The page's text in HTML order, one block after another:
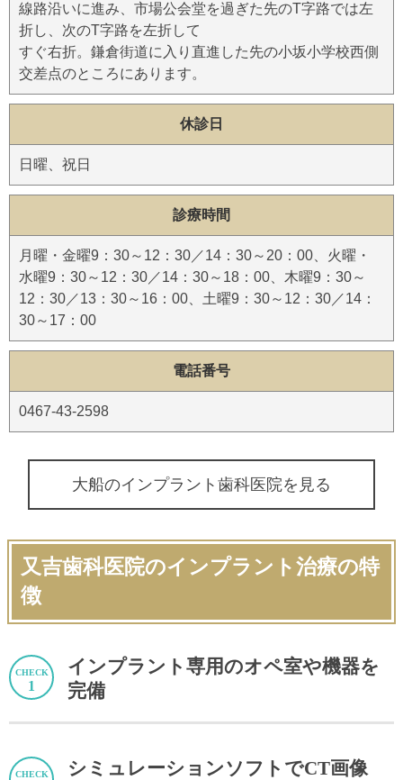
線路沿いに進み、市場公会堂を過ぎた先のT字路では左
折し、次のT字路を左折して
すぐ右折。鎌倉街道に入り直進した先の小坂小学校西側
交差点のところにあります。
休診日
日曜、祝日
診療時間
月曜・金曜9：30～12：30／14：30～20：00、火曜・
水曜9：30～12：30／14：30～18：00、木曜9：30～
12：30／13：30～16：00、土曜9：30～12：30／14：
30～17：00
電話番号
0467-43-2598
大船のインプラント歯科医院を見る
又吉歯科医院のインプラント治療の特
徴
インプラント専用のオペ室や機器を
完備
シミュレーションソフトでCT画像